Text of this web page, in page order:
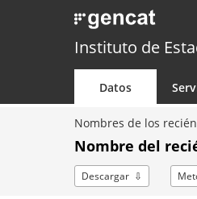
Instituto de
Datos
Nombres de los
Nombre del
Descargar